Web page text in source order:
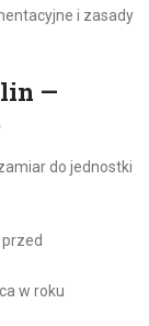
i zasady
—
do jednostki
w roku